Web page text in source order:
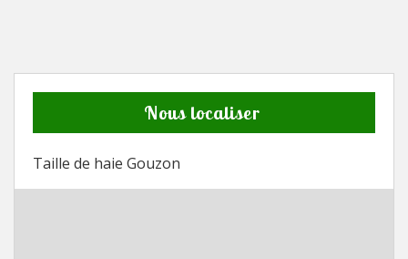
Nous localiser
Taille de haie Gouzon